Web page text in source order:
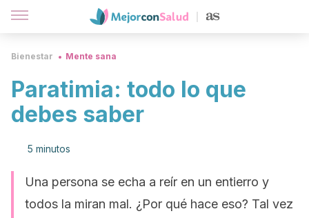
Bienestar Mente sana
Paratimia: todo lo que
debes saber
5 minutos
Una persona se echa a reír en un entierro y
todos la miran mal. ¿Por qué hace eso? Tal vez